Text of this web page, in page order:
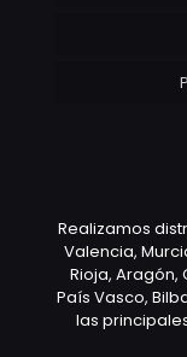
Realizamos
Valencia,
Rioja, Aragón,
País Vasco,
las